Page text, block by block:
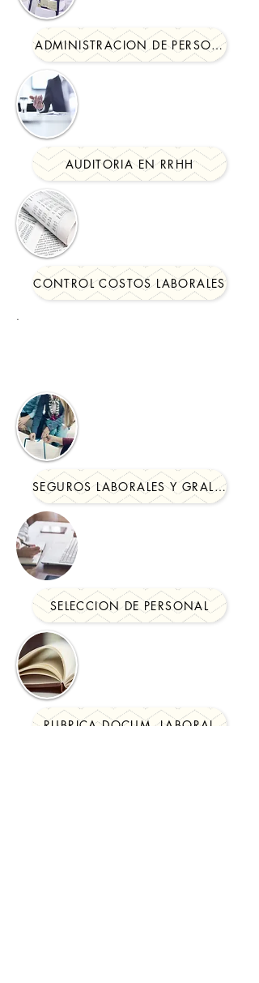
ADMINISTRACION DE PERSONAL
AUDITORIA EN RRHH
CONTROL COSTOS LABORALES
.
SEGUROS LABORALES Y GRALES.
SELECCION DE PERSONAL
RUBRICA DOCUM. LABORAL